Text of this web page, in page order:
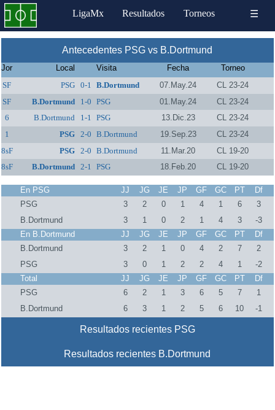
LigaMx Resultados Torneos ☰
Antecedentes PSG vs B.Dortmund
Jor Local Visita Fecha
Torneo
SF
PSG 0-1 B.Dortmund 07.May.24
CL 23-24
SF
B.Dortmund 1-0 PSG 01.May.24
CL 23-24
6
B.Dortmund 1-1 PSG 13.Dic.23
CL 23-24
1
PSG 2-0 B.Dortmund 19.Sep.23
CL 23-24
8sF
PSG 2-0 B.Dortmund 11.Mar.20
CL 19-20
8sF
B.Dortmund 2-1 PSG 18.Feb.20 CL 19-20
En PSG JJ JG JE JP GF GC PT
Df
PSG
3 2 0 1 4 1 6
3
B.Dortmund
3 1 0 2 1 4 3
-3
En B.Dortmund
JJ JG JE JP GF GC PT
Df
B.Dortmund
3 2 1 0 4 2 7
2
PSG
3 0 1 2 2 4 1
-2
Total
JJ JG JE JP GF GC PT
Df
PSG
6 2 1 3 6 5 7
1
B.Dortmund
6 3 1 2 5 6 10 -1
Resultados recientes PSG
Resultados recientes B.Dortmund